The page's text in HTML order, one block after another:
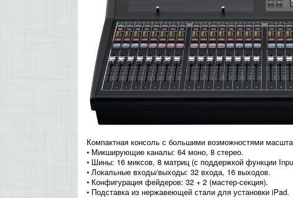
Компактная консоль с большими возможностями
• Микширующие каналы: 64 моно, 8 стерео.
• Шины: 16 миксов, 8 матриц (с поддержкой функции
• Локальные входы/выходы: 32 входа, 16 выходов.
• Конфигурация фейдеров: 32 + 2 (мастер-секция).
• Подставка из нержавеющей стали для установки iPad.